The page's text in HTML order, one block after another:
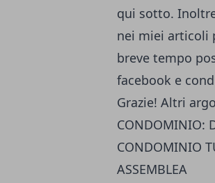
qui sotto.
nei miei articoli
breve tempo
facebook e
Grazie! Altri
CONDOMINIO:
CONDOMINIO
ASSEMBLEA